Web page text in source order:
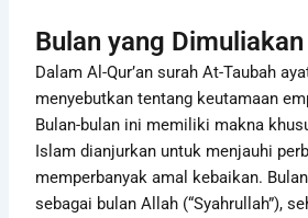
Bulan yang Dimuliakan
Dalam Al-Qur’an surah At-Taubah
menyebutkan tentang keutamaan
Bulan-bulan ini memiliki makna
Islam dianjurkan untuk menjauhi
memperbanyak amal kebaikan.
sebagai bulan Allah (“Syahrullah”),